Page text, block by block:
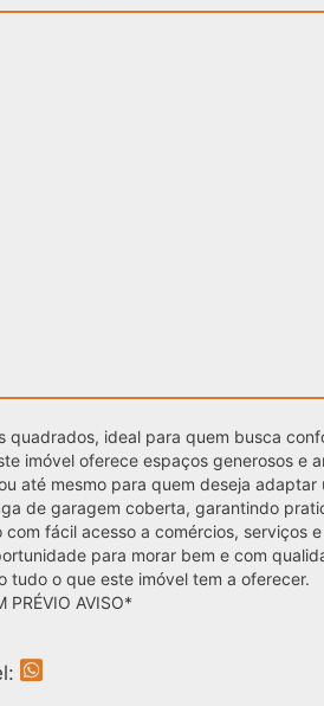
quadrados, ideal para quem busca
imóvel oferece espaços generosos e
até mesmo para quem deseja adaptar
de garagem coberta, garantindo
fácil acesso a comércios, serviços
para morar bem e com
tudo o que este imóvel tem a oferecer.
PRÉVIO AVISO*